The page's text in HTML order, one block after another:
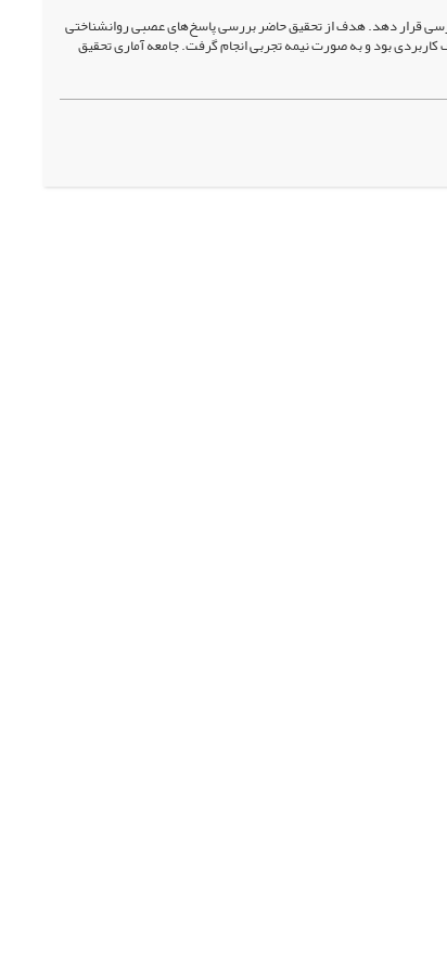
قرار دهد. هدف از تحقیق حاضر بررسی پاسخ‌های عصبی روانشناختی
بود و به صورت نیمه تجربی انجام گرفت. جامعه آماری تحقیق